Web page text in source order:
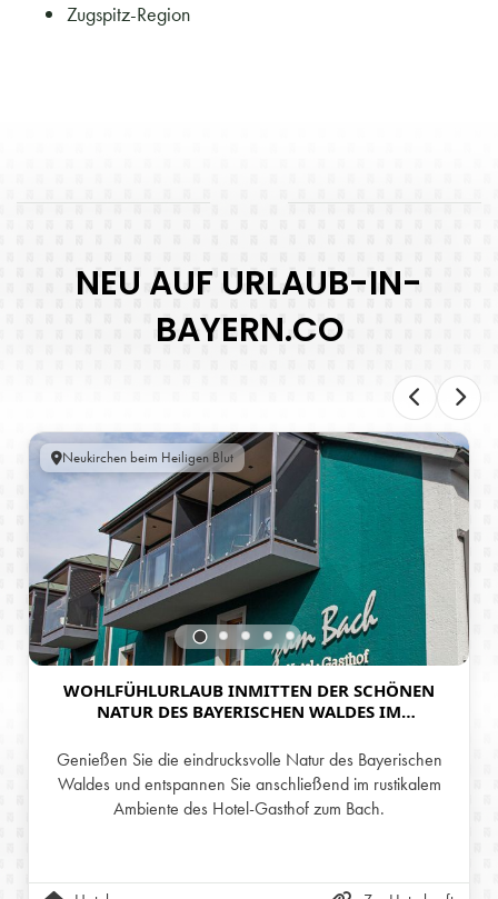
Zugspitz-Region
NEU AUF URLAUB-IN-
BAYERN.CO
Neukirchen beim Heiligen Blut
WOHLFÜHLURLAUB INMITTEN DER SCHÖNEN
NATUR DES BAYERISCHEN WALDES IM
Genießen Sie die eindrucksvolle Natur des Bayerischen
Waldes und entspannen Sie anschließend im rustikalem
Ambiente des Hotel-Gasthof zum Bach.